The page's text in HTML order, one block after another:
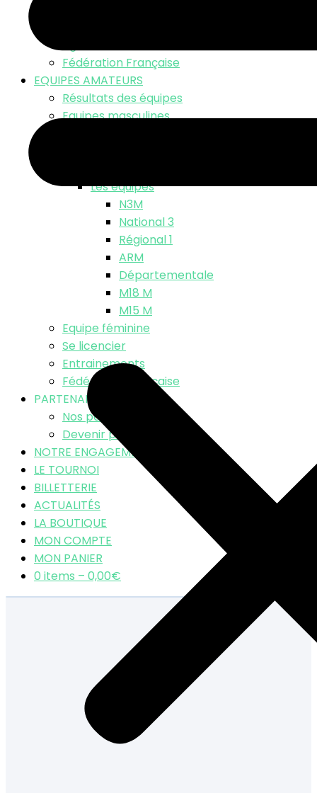
Fédération Française
EQUIPES AMATEURS
Résultats des équipes
Equipes masculines
Les équipes
N3M
National 3
Régional 1
ARM
Départementale
M18 M
M15 M
Equipe féminine
Se licencier
Entrainements
Fédération Française
PARTENAIRES
Nos partenaires
Devenir partenaire
NOTRE ENGAGEMENT RSE
LE TOURNOI
BILLETTERIE
ACTUALITÉS
LA BOUTIQUE
MON COMPTE
MON PANIER
0 items – 0,00€